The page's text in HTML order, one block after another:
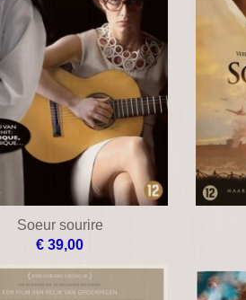
Soeur sourire
€ 39,00